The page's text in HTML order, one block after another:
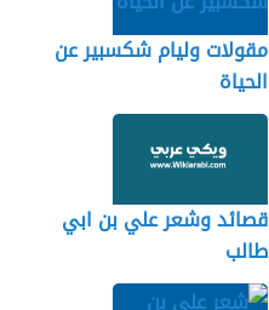
مقولات وليام شكسبير عن
الحياة
قصائد وشعر علي بن ابي
طالب